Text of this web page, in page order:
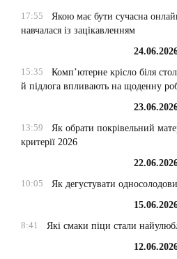
17:55
Якою має бути сучасна
навчалася із зацікавленням
15:35
Комп’ютерне крісло біля
й підлога впливають на щоденну
13:59
Як обрати покрівельний
критерії 2026
10:05
Як дегустувати
8:41
Які смаки піци стали